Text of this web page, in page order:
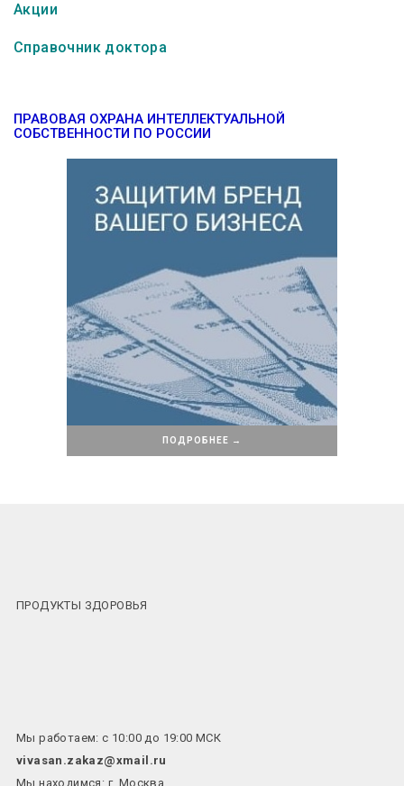
Акции
Справочник доктора
ПРАВОВАЯ ОХРАНА ИНТЕЛЛЕКТУАЛЬНОЙ
СОБСТВЕННОСТИ ПО РОССИИ
ПОДРОБНЕЕ →
ПРОДУКТЫ ЗДОРОВЬЯ
Мы работаем: с 10:00 до 19:00 МСК
vivasan.zakaz@xmail.ru
Мы находимся: г. Москва